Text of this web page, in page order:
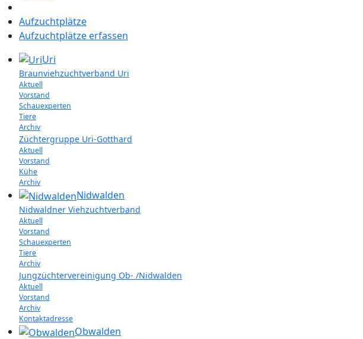
Aufzuchtplätze
Aufzuchtplätze erfassen
Uri
Braunviehzuchtverband Uri
Aktuell
Vorstand
Schauexperten
Tiere
Archiv
Züchtergruppe Uri-Gotthard
Aktuell
Vorstand
Kühe
Archiv
Nidwalden
Nidwaldner Viehzuchtverband
Aktuell
Vorstand
Schauexperten
Tiere
Archiv
Jungzüchtervereinigung Ob- /Nidwalden
Aktuell
Vorstand
Archiv
Kontaktadresse
Obwalden